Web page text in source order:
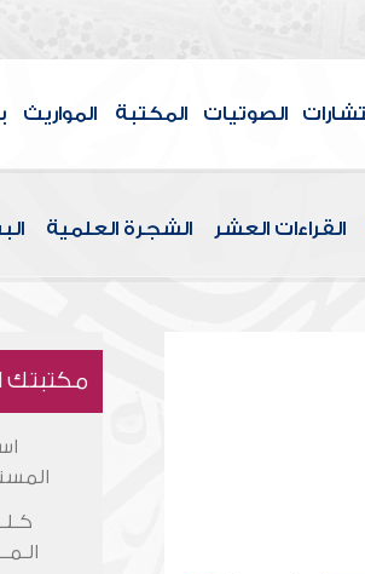
الصوتيات المكتبة المواريث
القراءات العشر الشجرة العلمية
مكتبتك